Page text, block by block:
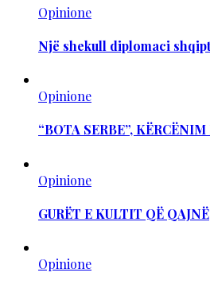
Opinione
Një shekull diplomaci
Opinione
“BOTA SERBE”,
Opinione
GURËT E KULTIT QË
Opinione